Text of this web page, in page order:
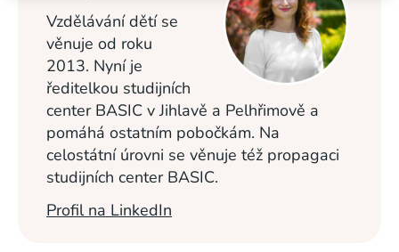
Vzdělávání dětí se
věnuje od roku
2013. Nyní je
ředitelkou studijních
center BASIC v Jihlavě a Pelhřimově a
pomáhá ostatním pobočkám. Na
celostátní úrovni se věnuje též propagaci
studijních center BASIC.
Profil na LinkedIn